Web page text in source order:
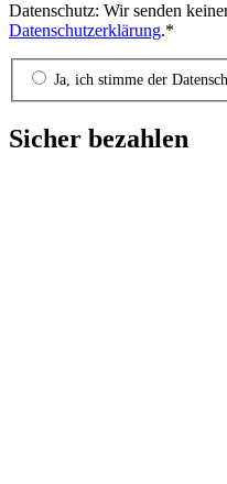
Datenschutz: Wir senden
Datenschutzerklärung.*
Ja, ich stimme der
Sicher bezahlen